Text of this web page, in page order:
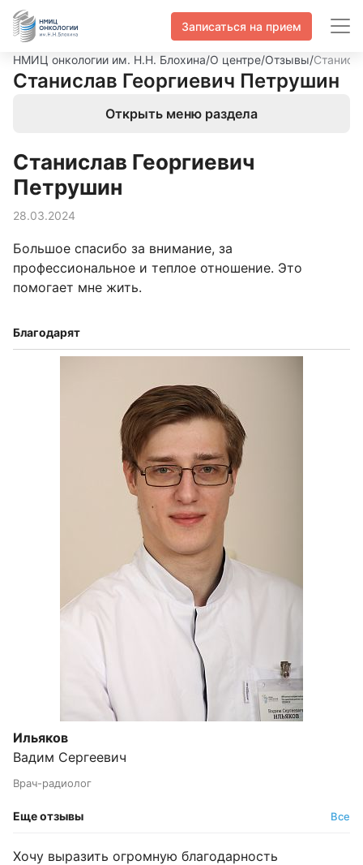
Записаться на прием
НМИЦ онкологии им. Н.Н. Блохина/О центре/Отзывы/
Станислав Георгиевич Петрушин
Открыть меню раздела
Станислав Георгиевич
Петрушин
28.03.2024
Большое спасибо за внимание, за
профессиональное и теплое отношение. Это
помогает мне жить.
Благодарят
Ильяков
Вадим Сергеевич
Врач-радиолог
Еще отзывы Все
Хочу выразить огромную благодарность